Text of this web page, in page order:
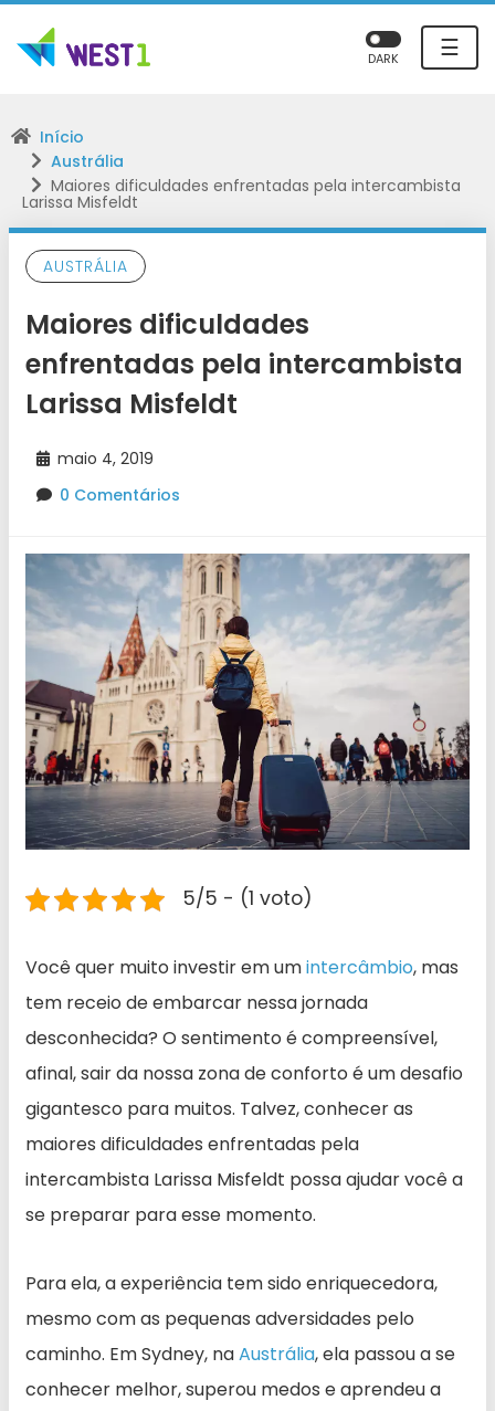
☰
DARK
Início
Austrália
Maiores dificuldades enfrentadas pela intercambista
Larissa Misfeldt
AUSTRÁLIA
Maiores dificuldades
enfrentadas pela intercambista
Larissa Misfeldt
maio 4, 2019
0 Comentários
5/5 - (1 voto)
Você quer muito investir em umintercâmbio, mas
tem receio de embarcar nessa jornada
desconhecida? O sentimento é compreensível,
afinal, sair da nossa zona de conforto é um desafio
gigantesco para muitos. Talvez, conhecer as
maiores dificuldades enfrentadas pela
intercambista Larissa Misfeldt possa ajudar você a
se preparar para esse momento.
Para ela, a experiência tem sido enriquecedora,
mesmo com as pequenas adversidades pelo
caminho. Em Sydney, naAustrália, ela passou a se
conhecer melhor, superou medos e aprendeu a